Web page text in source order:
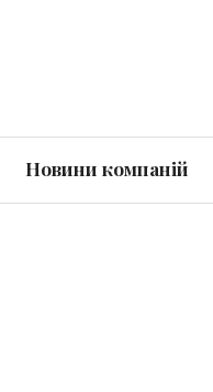
Новини компаній